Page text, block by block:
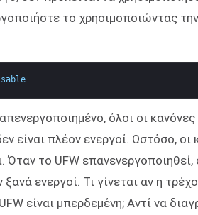
το χρησιμοποιώντας την
όλοι οι
είναι πλέον ενεργοί. Ωστόσο, οι
Όταν το UFW επανενεργοποιηθεί,
ξανά ενεργοί. Τι γίνεται αν η
είναι μπερδεμένη; Αντί να